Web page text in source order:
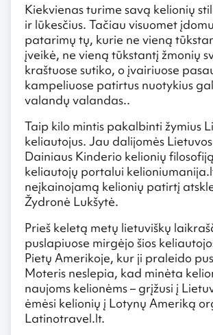
Kiekvienas turime savą kelionių
ir lūkesčius. Tačiau visuomet
patarimų tų, kurie ne vieną
įveikė, ne vieną tūkstantį žmonių
kraštuose sutiko, o įvairiuose
kampeliuose patirtus nuotykius
valandų valandas..
Taip kilo mintis pakalbinti žymius
keliautojus. Jau dalijomės
Dainiaus Kinderio kelionių
keliautojų portalui
neįkainojamą kelionių patirtį
Žydronė Lukšytė.
Prieš keletą metų lietuviškų
puslapiuose mirgėjo šios
Pietų Amerikoje, kur ji praleido
Moteris neslepia, kad minėta
naujoms kelionėms – grįžusi į
ėmėsi kelionių į Lotynų Ameriką
Latinotravel.lt.